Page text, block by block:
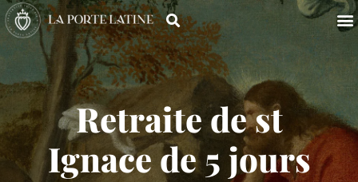
Retraite de st
Ignace de 5 jours